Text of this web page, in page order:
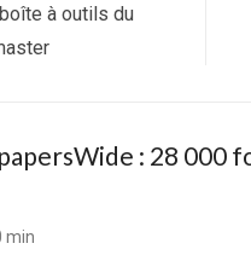
à outils du
: 28 000
min